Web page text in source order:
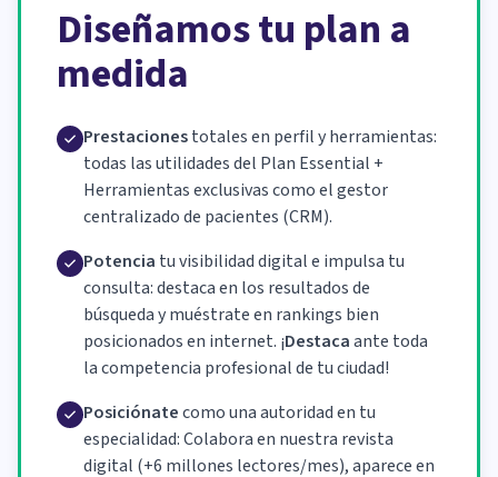
Diseñamos tu plan a
medida
Prestacionestotales en perfil y herramientas:
todas las utilidades del Plan Essential +
Herramientas exclusivas como el gestor
centralizado de pacientes (CRM).
Potencia tu visibilidad digital e impulsa tu
consulta: destaca en los resultados de
búsqueda y muéstrate en rankings bien
posicionados en internet. ¡Destacaante toda
la competencia profesional de tu ciudad!
Posiciónatecomo una autoridad en tu
especialidad: Colabora en nuestra revista
digital (+6 millones lectores/mes), aparece en